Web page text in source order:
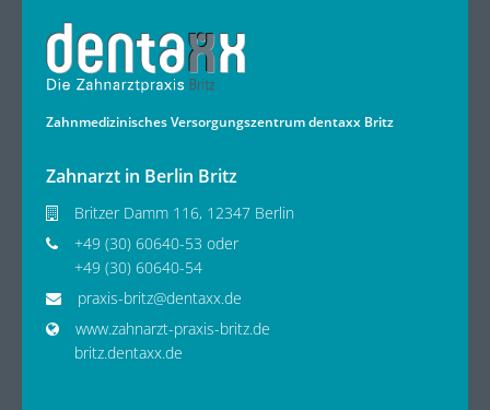
Zahnmedizinisches Versorgungszentrum dentaxx Britz
Zahnarzt in Berlin Britz
Britzer Damm 116, 12347 Berlin
+49 (30) 60640-53 oder
+49 (30) 60640-54
praxis-britz@dentaxx.de
www.zahnarzt-praxis-britz.de
britz.dentaxx.de